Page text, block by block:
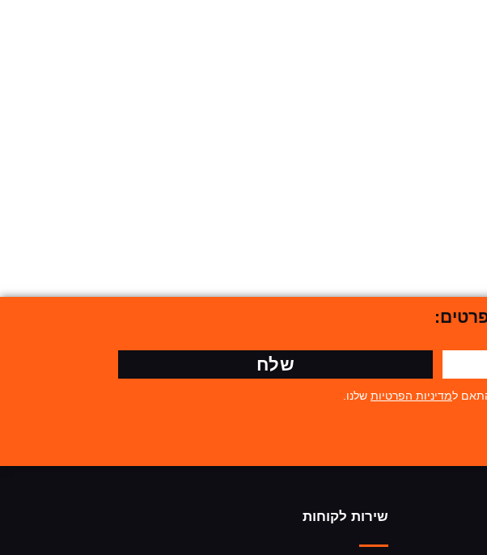
מדיניות הפרטיות שלנו.
שלח
שירות לקוחות